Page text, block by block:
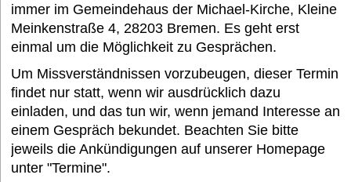
Treffpunkte
Termine
Bildung und Wissen e. V.
immer im Gemeindehaus der Michael-Kirche, Kleine
Meinkenstraße 4, 28203 Bremen. Es geht erst
einmal um die Möglichkeit zu Gesprächen.
Um Missverständnissen vorzubeugen, dieser Termin
findet nur statt, wenn wir ausdrücklich dazu
einladen, und das tun wir, wenn jemand Interesse an
einem Gespräch bekundet. Beachten Sie bitte
jeweils die Ankündigungen auf unserer Homepage
unter "Termine".